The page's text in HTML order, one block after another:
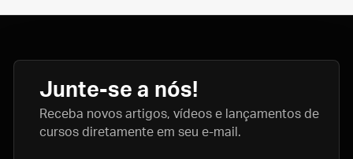
Junte-se a nós!
Receba novos artigos, vídeos e lançamentos de
cursos diretamente em seu e-mail.